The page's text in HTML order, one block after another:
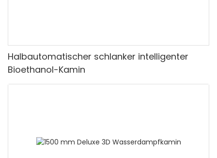
Halbautomatischer schlanker intelligenter
Bioethanol-Kamin